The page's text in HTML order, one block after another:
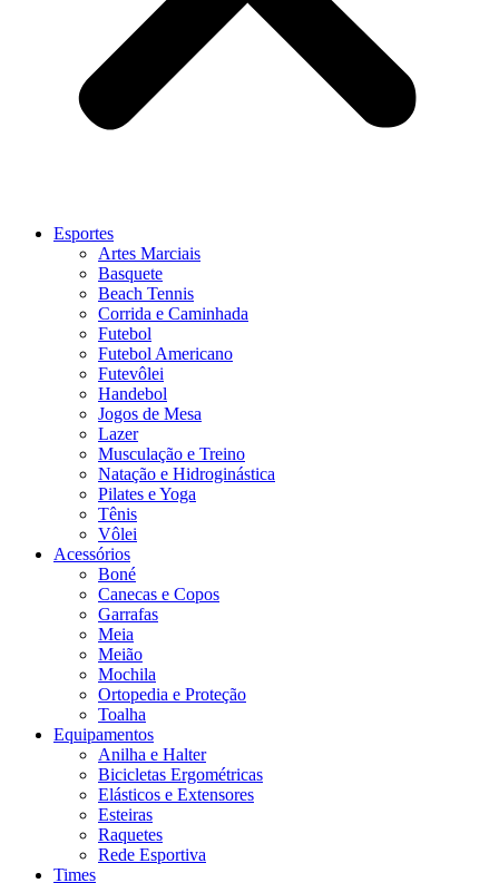
Esportes
Artes Marciais
Basquete
Beach Tennis
Corrida e Caminhada
Futebol
Futebol Americano
Futevôlei
Handebol
Jogos de Mesa
Lazer
Musculação e Treino
Natação e Hidroginástica
Pilates e Yoga
Tênis
Vôlei
Acessórios
Boné
Canecas e Copos
Garrafas
Meia
Meião
Mochila
Ortopedia e Proteção
Toalha
Equipamentos
Anilha e Halter
Bicicletas Ergométricas
Elásticos e Extensores
Esteiras
Raquetes
Rede Esportiva
Times